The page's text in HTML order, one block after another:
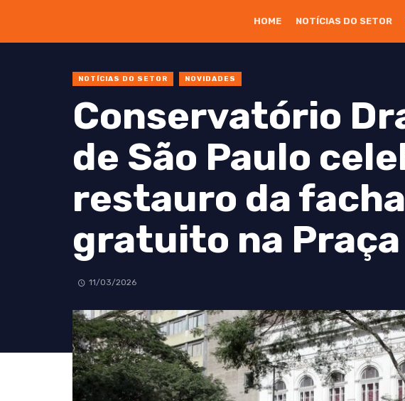
HOME NOTÍCIAS DO SETOR
NOTÍCIAS DO SETOR NOVIDADES
Conservatório
de São Paulo
restauro da
gratuito na
11/03/2026